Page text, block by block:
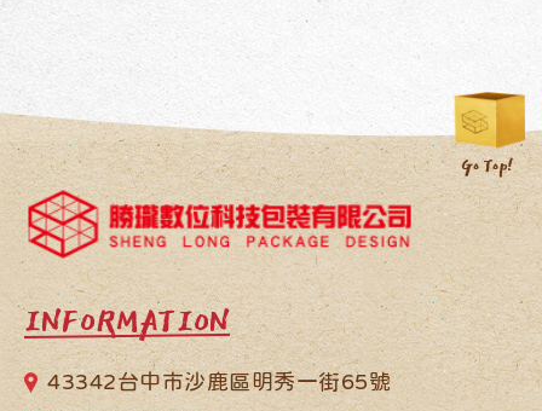
INFORMATION
43342台中市沙鹿區明秀一街65號